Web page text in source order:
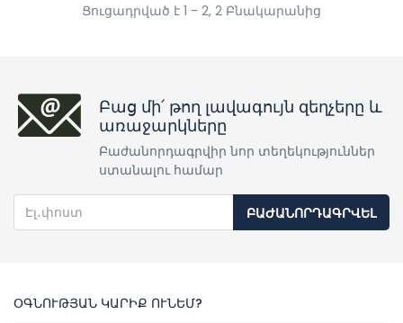
Ցուցադրված է 1 - 2, 2 Բնակարանից
Բաց մի՛ թող լավագույն զեղչերը և
առաջարկները
Բաժանորդագրվիր նոր տեղեկություններ
ստանալու համար
ԲԱԺԱՆՈՐԴԱԳՐՎԵԼ
ՕԳՆՈՒԹՅԱՆ ԿԱՐԻՔ ՈՒՆԵՄ?